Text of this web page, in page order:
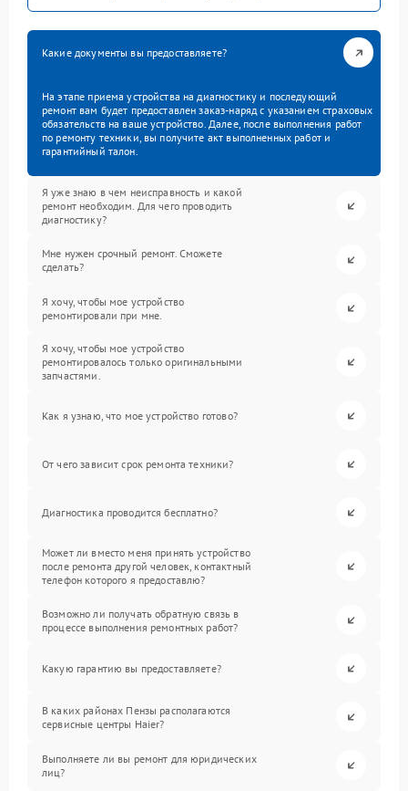
Какие документы вы предоставляете?
На этапе приема устройства на диагностику и последующий
ремонт вам будет предоставлен заказ-наряд с указанием страховых
обязательств на ваше устройство. Далее, после выполнения работ
по ремонту техники, вы получите акт выполненных работ и
гарантийный талон.
Я уже знаю в чем неисправность и какой
ремонт необходим. Для чего проводить
диагностику?
Мне нужен срочный ремонт. Сможете
сделать?
Я хочу, чтобы мое устройство
ремонтировали при мне.
Я хочу, чтобы мое устройство
ремонтировалось только оригинальными
запчастями.
Как я узнаю, что мое устройство готово?
От чего зависит срок ремонта техники?
Диагностика проводится бесплатно?
Может ли вместо меня принять устройство
после ремонта другой человек, контактный
телефон которого я предоставлю?
Возможно ли получать обратную связь в
процессе выполнения ремонтных работ?
Какую гарантию вы предоставляете?
В каких районах Пензы располагаются
сервисные центры Haier?
Выполняете ли вы ремонт для юридических
лиц?